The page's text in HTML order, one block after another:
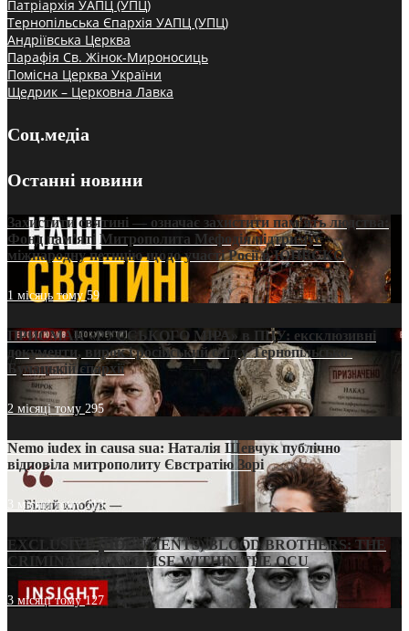
Патріархія УАПЦ (УПЦ)
Тернопільська Єпархія УАПЦ (УПЦ)
Андріївська Церква
Парафія Св. Жінок-Мироносиць
Помісна Церква України
Щедрик – Церковна Лавка
Соц.медіа
Останні новини
Захистити святині — означає захистити пам’ять людства:
Фонд пам’яті Митрополита Мефодія підтримує
міжнародну петицію щодо участі Росії в ЮНЕСКО
1 місяць тому59
ПРИСМАК «РУССЬКОГО МІРА» в ПЦУ: ексклюзивні
документи, вирок і російський слід у Тернопільсько-
Бучацькій єпархії
2 місяці тому 295
Nemo iudex in causa sua: Наталія Шевчук публічно
відповіла митрополиту Євстратію Зорі
3 місяці тому213
EXCLUSIVE (DOCUMENTS)/BLOOD BROTHERS: THE
CRIMINAL FRANCHISE WITHIN THE OCU
3 місяці тому127